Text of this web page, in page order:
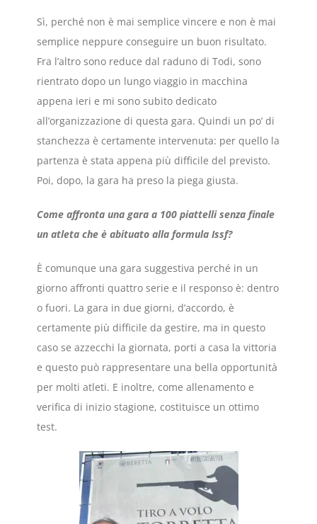
Sì, perché non è mai semplice vincere e non è mai
semplice neppure conseguire un buon risultato.
Fra l’altro sono reduce dal raduno di Todi, sono
rientrato dopo un lungo viaggio in macchina
appena ieri e mi sono subito dedicato
all’organizzazione di questa gara. Quindi un po’ di
stanchezza è certamente intervenuta: per quello la
partenza è stata appena più difficile del previsto.
Poi, dopo, la gara ha preso la piega giusta.
Come affronta una gara a 100 piattelli senza finale
un atleta che è abituato alla formula Issf?
È comunque una gara suggestiva perché in un
giorno affronti quattro serie e il responso è: dentro
o fuori. La gara in due giorni, d’accordo, è
certamente più difficile da gestire, ma in questo
caso se azzecchi la giornata, porti a casa la vittoria
e questo può rappresentare una bella opportunità
per molti atleti. E inoltre, come allenamento e
verifica di inizio stagione, costituisce un ottimo
test.